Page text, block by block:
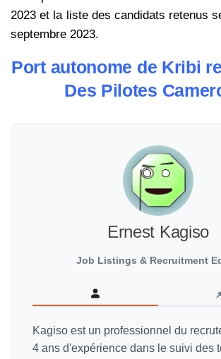
2023 et la liste des candidats retenus
septembre 2023.
Port autonome de Kribi
Des Pilotes
Ernest Kagiso
Job Listings & Recruitment
Kagiso est un professionnel du
4 ans d'expérience dans le suivi des